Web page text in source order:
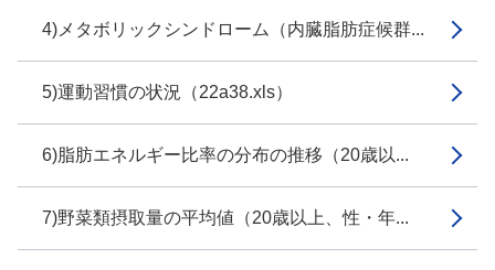
4)メタボリックシンドローム（内臓脂肪症候群...
5)運動習慣の状況（22a38.xls）
6)脂肪エネルギー比率の分布の推移（20歳以...
7)野菜類摂取量の平均値（20歳以上、性・年...